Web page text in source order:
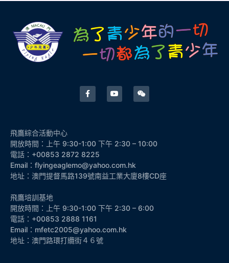
飛鷹綜合活動中心
開放時間：上午 9:30-1:00 下午 2:30 – 10:00
電話：+00853 2872 8225
Email：flyingeaglemo@yahoo.com.hk
地址：澳門提督馬路139號南益工業大廈8樓CD座
飛鷹培訓基地
開放時間：上午 9:30-1:00 下午 2:30 – 6:00
電話：+00853 2888 1161
Email：mfetc2005@yahoo.com.hk
地址：澳門路環打纜街４６號